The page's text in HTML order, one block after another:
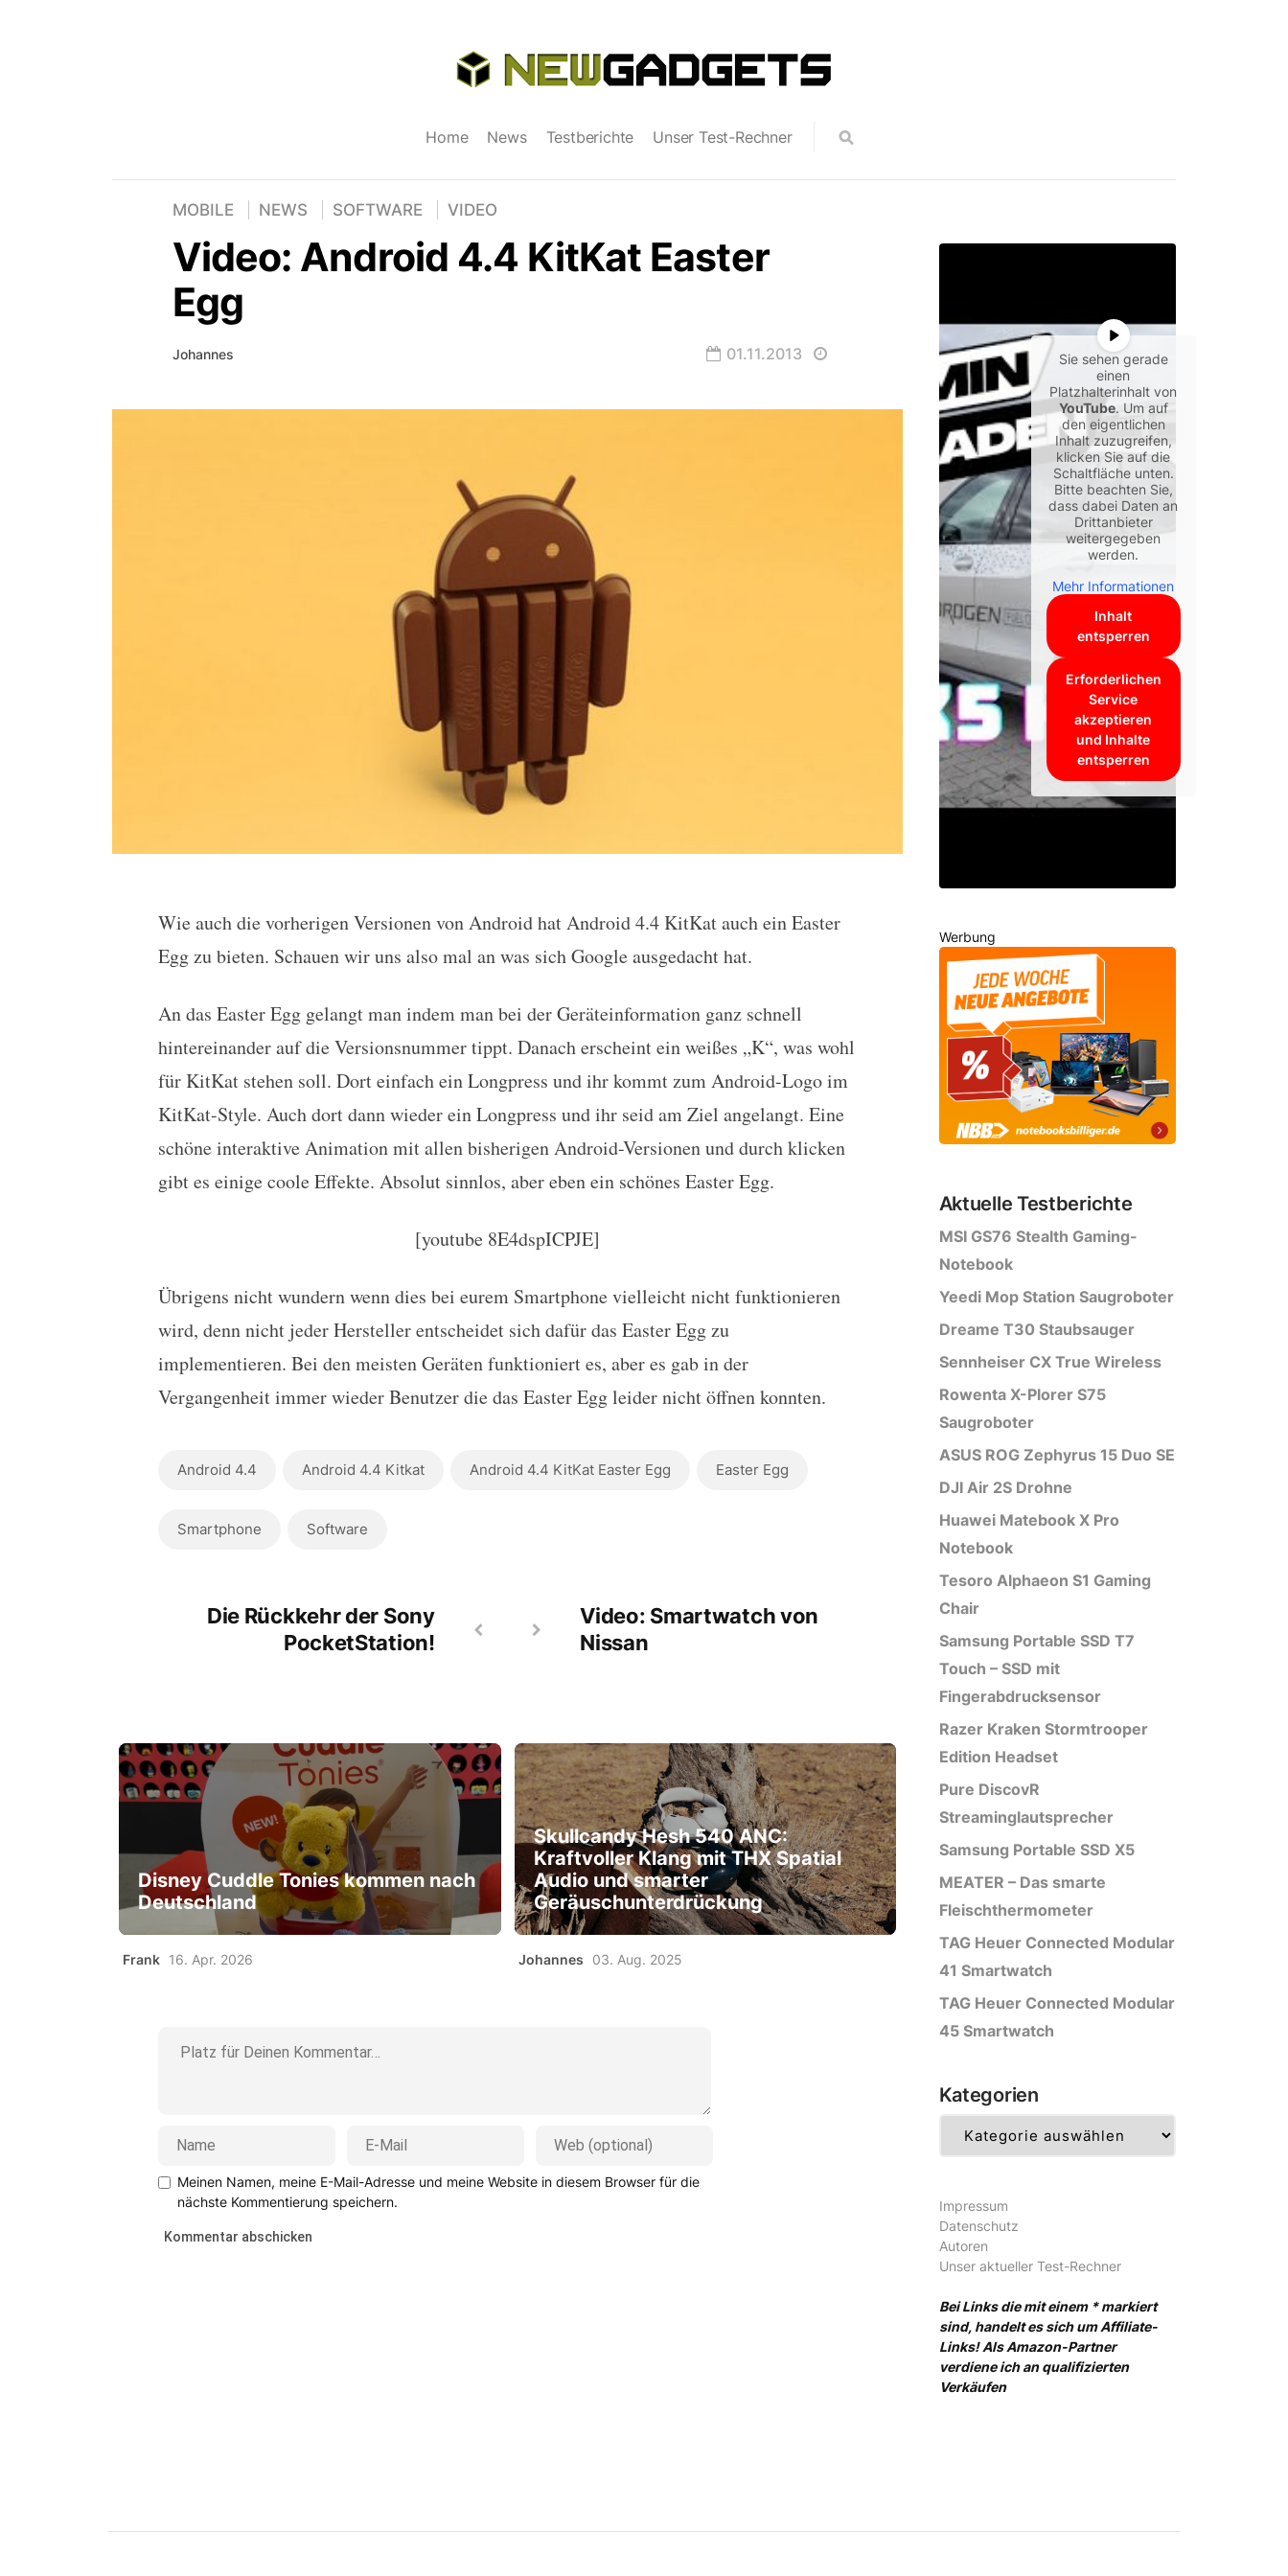
Home News Testberichte Unser Test-Rechner
MOBILE NEWS SOFTWARE VIDEO
Video: Android 4.4 KitKat Easter
Egg
Johannes 01.11.2013
Video: Android 4.4 KitKat Easter Egg
Wie auch die vorherigen Versionen von Android hat Android 4.4 KitKat auch ein Easter
Egg zu bieten. Schauen wir uns also mal an was sich Google ausgedacht hat.
An das Easter Egg gelangt man indem man bei der Geräteinformation ganz schnell
hintereinander auf die Versionsnummer tippt. Danach erscheint ein weißes „K“, was wohl
für KitKat stehen soll. Dort einfach ein Longpress und ihr kommt zum Android-Logo im
KitKat-Style. Auch dort dann wieder ein Longpress und ihr seid am Ziel angelangt. Eine
schöne interaktive Animation mit allen bisherigen Android-Versionen und durch klicken
gibt es einige coole Effekte. Absolut sinnlos, aber eben ein schönes Easter Egg.
[youtube 8E4dspICPJE]
Übrigens nicht wundern wenn dies bei eurem Smartphone vielleicht nicht funktionieren
wird, denn nicht jeder Hersteller entscheidet sich dafür das Easter Egg zu
implementieren. Bei den meisten Geräten funktioniert es, aber es gab in der
Vergangenheit immer wieder Benutzer die das Easter Egg leider nicht öffnen konnten.
Android 4.4 Android 4.4 Kitkat Android 4.4 KitKat Easter Egg Easter Egg
Smartphone Software
Die Rückkehr der Sony
PocketStation!
Video: Smartwatch von
Nissan
Disney Cuddle Tonies kommen nach
Deutschland
Frank 16. Apr. 2026
Skullcandy Hesh 540 ANC:
Kraftvoller Klang mit THX Spatial
Audio und smarter
Geräuschunterdrückung
Johannes 03. Aug. 2025
Meinen Namen, meine E-Mail-Adresse und meine Website in diesem Browser für die
nächste Kommentierung speichern.
Sie sehen gerade
einen
Platzhalterinhalt von
YouTube. Um auf
den eigentlichen
Inhalt zuzugreifen,
klicken Sie auf die
Schaltfläche unten.
Bitte beachten Sie,
dass dabei Daten an
Drittanbieter
weitergegeben
werden.
Mehr Informationen
Inhalt
entsperren
Erforderlichen
Service
akzeptieren
und Inhalte
entsperren
Werbung
Aktuelle Testberichte
MSI GS76 Stealth Gaming-
Notebook
Yeedi Mop Station Saugroboter
Dreame T30 Staubsauger
Sennheiser CX True Wireless
Rowenta X-Plorer S75
Saugroboter
ASUS ROG Zephyrus 15 Duo SE
DJI Air 2S Drohne
Huawei Matebook X Pro
Notebook
Tesoro Alphaeon S1 Gaming
Chair
Samsung Portable SSD T7
Touch – SSD mit
Fingerabdrucksensor
Razer Kraken Stormtrooper
Edition Headset
Pure DiscovR
Streaminglautsprecher
Samsung Portable SSD X5
MEATER – Das smarte
Fleischthermometer
TAG Heuer Connected Modular
41 Smartwatch
TAG Heuer Connected Modular
45 Smartwatch
Kategorien
Impressum
Datenschutz
Autoren
Unser aktueller Test-Rechner
Bei Links die mit einem * markiert
sind, handelt es sich um Affiliate-
Links! Als Amazon-Partner
verdiene ich an qualifizierten
Verkäufen